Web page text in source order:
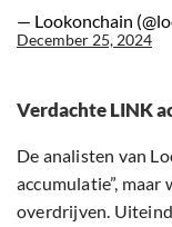
— Lookonchain
December 25, 2024
Verdachte LINK
De analisten van
accumulatie”,
overdrijven.